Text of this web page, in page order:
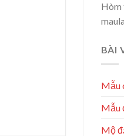
Hòm
BÀI
Mẫu
Mẫu
Mộ